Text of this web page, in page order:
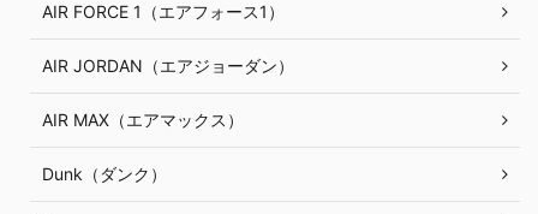
AIR FORCE 1（エアフォース1）
AIR JORDAN（エアジョーダン）
AIR MAX（エアマックス）
Dunk（ダンク）